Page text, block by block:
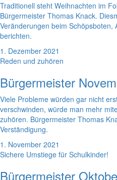
Traditionell steht Weihnachten im
Bürgermeister Thomas Knack.
Veränderungen beim Schöpsboten,
berichten.
1. Dezember 2021
Reden und zuhören
Bürgermeister
Viele Probleme würden gar nicht
verschwinden, würde man mehr
zuhören. Bürgermeister Thomas
Verständigung.
1. November 2021
Sichere Umstiege für Schulkinder!
Bürgermeister